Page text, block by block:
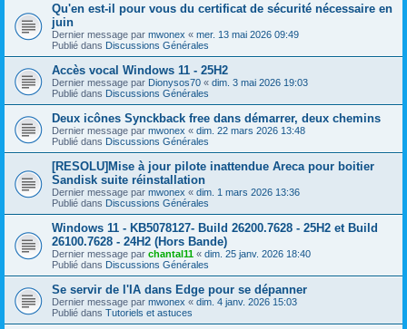
Qu'en est-il pour vous du certificat de sécurité nécessaire en
juin
Dernier message par mwonex « mer. 13 mai 2026 09:49
Publié dans Discussions Générales
Accès vocal Windows 11 - 25H2
Dernier message par Dionysos70 « dim. 3 mai 2026 19:03
Publié dans Discussions Générales
Deux icônes Synckback free dans démarrer, deux chemins
Dernier message par mwonex « dim. 22 mars 2026 13:48
Publié dans Discussions Générales
[RESOLU]Mise à jour pilote inattendue Areca pour boitier
Sandisk suite réinstallation
Dernier message par mwonex « dim. 1 mars 2026 13:36
Publié dans Discussions Générales
Windows 11 - KB5078127- Build 26200.7628 - 25H2 et Build
26100.7628 - 24H2 (Hors Bande)
Dernier message par chantal11 « dim. 25 janv. 2026 18:40
Publié dans Discussions Générales
Se servir de l'IA dans Edge pour se dépanner
Dernier message par mwonex « dim. 4 janv. 2026 15:03
Publié dans Tutoriels et astuces